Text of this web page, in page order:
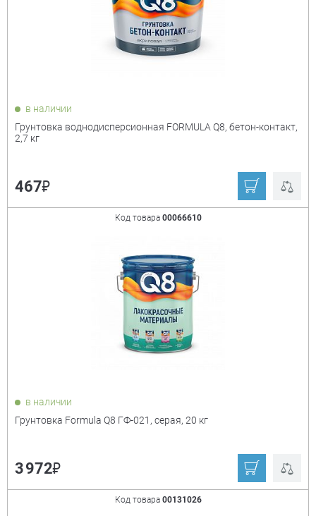
в наличии
Грунтовка воднодисперсионная FORMULA Q8, бетон-контакт,
2,7 кг
467₽
Код товара 00066610
в наличии
Грунтовка Formula Q8 ГФ-021, серая, 20 кг
3 972₽
Код товара 00131026